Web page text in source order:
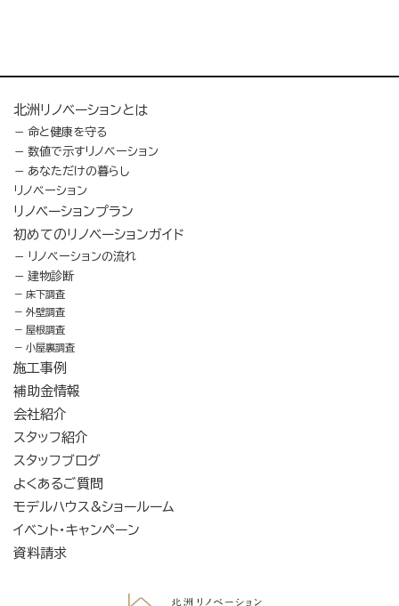
北洲リノベーションとは
命と健康を守る
数値で示すリノベーション
あなただけの暮らし
リノベーション
リノベーションプラン
初めてのリノベーションガイド
リノベーションの流れ
建物診断
床下調査
外壁調査
屋根調査
小屋裏調査
施工事例
補助金情報
会社紹介
スタッフ紹介
スタッフブログ
よくあるご質問
モデルハウス&ショールーム
イベント・キャンペーン
資料請求